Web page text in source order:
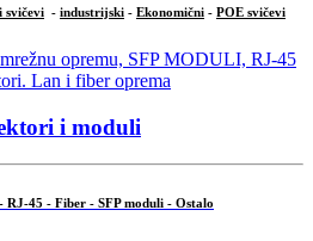
svičevi - industrijski - Ekonomični - POE svičevi
i moduli
45 - Fiber - SFP moduli - Ostalo